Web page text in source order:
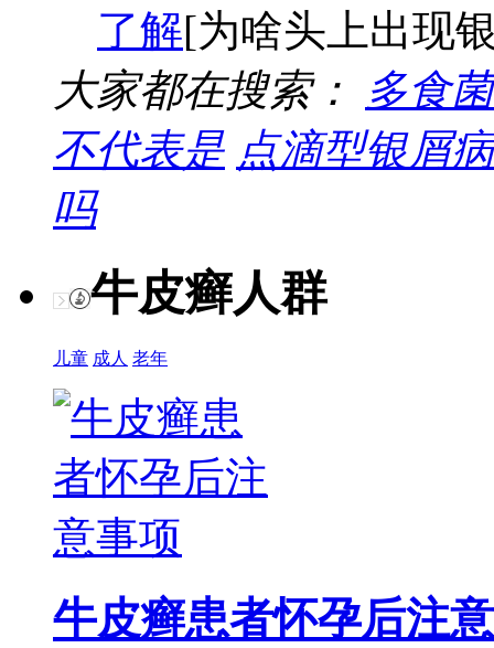
了解[为啥头上出现
大家都在搜索：
多食
不代表是 点滴型银屑
吗
牛皮癣人群
儿童 成人 老年
牛皮癣患者怀孕后注意